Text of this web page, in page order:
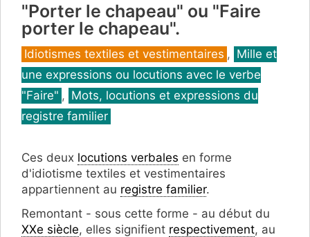
"Porter le chapeau" ou "Faire
porter le chapeau".
Catégories
Idiotismes textiles et vestimentaires , Mille et
une expressions ou locutions avec le verbe
"Faire" , Mots, locutions et expressions du
registre familier
Ces deux locutions verbales en forme
d'idiotisme textiles et vestimentaires
appartiennent au registre familier.
Remontant - sous cette forme - au début du
XXe siècle, elles signifient respectivement, au